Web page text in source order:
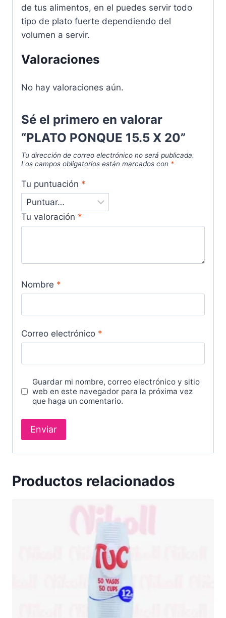
de tus alimentos, en el puedes servir todo
tipo de plato fuerte dependiendo del
volumen a servir.
Valoraciones
No hay valoraciones aún.
Sé el primero en valorar
“PLATO PONQUE 15.5 X 20”
Tu dirección de correo electrónico no será publicada.
Los campos obligatorios están marcados con *
Tu puntuación *
Tu valoración *
Nombre *
Correo electrónico *
Guardar mi nombre, correo electrónico y sitio
web en este navegador para la próxima vez
que haga un comentario.
Productos relacionados